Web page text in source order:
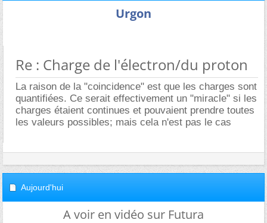
Urgon
Re : Charge de l'électron/du proton
La raison de la "coincidence" est que les charges sont
quantifiées. Ce serait effectivement un "miracle" si les
charges étaient continues et pouvaient prendre toutes
les valeurs possibles; mais cela n'est pas le cas
Aujourd'hui
A voir en vidéo sur Futura